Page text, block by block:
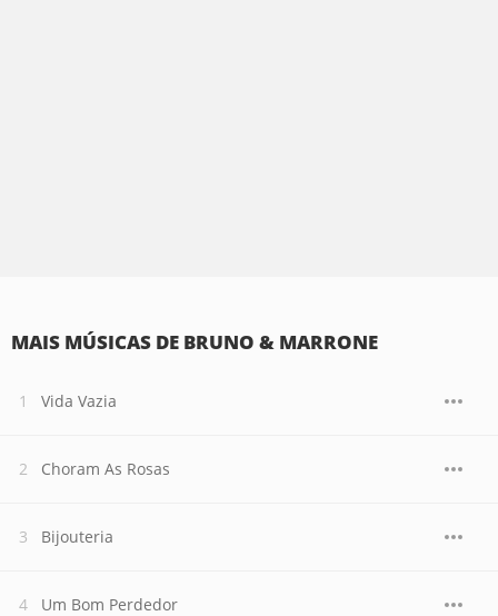
MAIS MÚSICAS DE BRUNO & MARRONE
Vida Vazia
Choram As Rosas
Bijouteria
Um Bom Perdedor